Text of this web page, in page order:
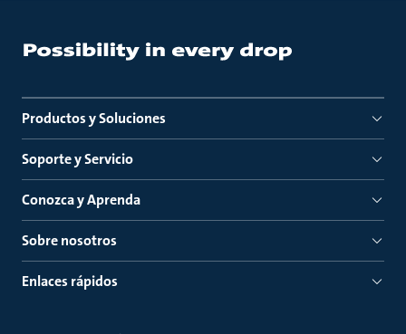
Productos y Soluciones
Soporte y Servicio
Conozca y Aprenda
Sobre nosotros
Enlaces rápidos